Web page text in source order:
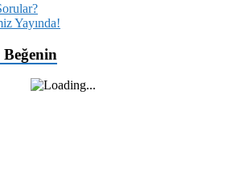
Yayında!